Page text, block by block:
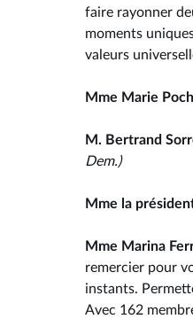
faire rayonner
moments
valeurs
Mme Marie
M. Bertrand
Dem.)
Mme la
Mme Marina
remercier pour
instants.
Avec 162